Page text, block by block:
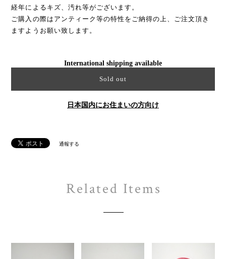
経年によるキズ、汚れ等がございます。
ご購入の際はアンティーク等の特性をご納得の上、ご注文頂き
ますようお願い致します。
International shipping available
Sold out
日本国内にお住まいの方向け
通報する
Related Items